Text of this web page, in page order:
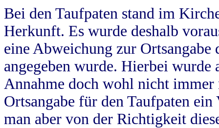
Bei den Taufpaten stand im
Herkunft. Es wurde deshalb
eine Abweichung zur
angegeben wurde. Hierbei wurde
Annahme doch wohl nicht
Ortsangabe für den Taufpaten
man aber von der Richtigkeit